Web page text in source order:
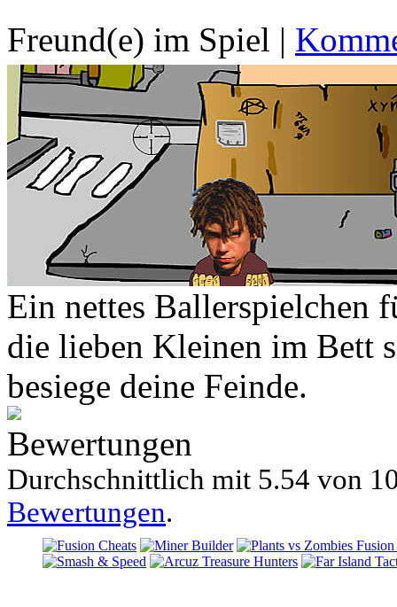
Freund(e) im Spiel |
Ein nettes Ballerspielchen
die lieben Kleinen im Bett
besiege deine Feinde.
Bewertungen
Durchschnittlich mit 5.54 von
Bewertungen.